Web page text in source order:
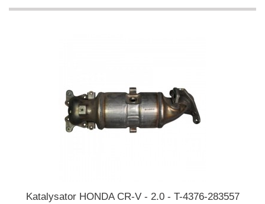
Katalysator HONDA CR-V - 2.0 - T-4376-283557